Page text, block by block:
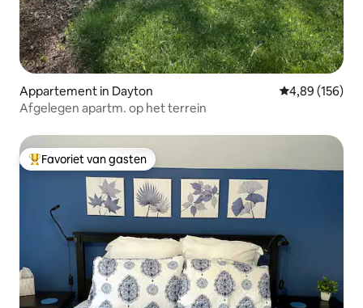
Appartement in Dayton Gemiddelde
4,89 (156)
Afgelegen apartm. op het terrein
Topfavoriet van gasten
Favoriet van gasten